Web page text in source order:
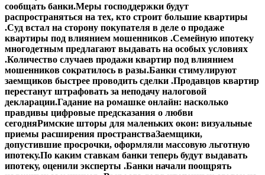
сообщать банки.Меры господдержки будут
распространяться на тех, кто строит большие квартиры
.Суд встал на сторону покупателя в деле о продаже
квартиры под влиянием мошенников .Семейную ипотеку
многодетным предлагают выдавать на особых условиях
.Количество случаев продажи квартир под влиянием
мошенников сократилось в разы.Банки стимулируют
заемщиков быстрее проводить сделки .Продавцов квартир
перестанут штрафовать за неподачу налоговой
декларации.Гадание на ромашке онлайн: насколько
правдивы цифровые предсказания о любви
сегодняРимские шторы для маленьких окон: визуальные
приемы расширения пространстваЗаемщики,
допустившие просрочки, оформляли массовую льготную
ипотеку.По каким ставкам банки теперь будут выдавать
ипотеку, оценили эксперты .Банки начали поощрять